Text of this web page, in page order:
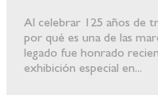
Al celebrar 125 años de
por qué es una de las
legado fue honrado
exhibición especial en...